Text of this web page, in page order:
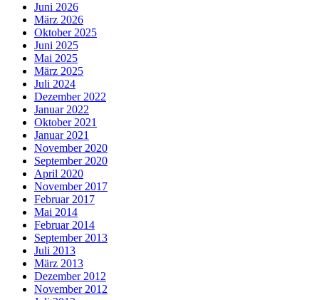
Juni 2026
März 2026
Oktober 2025
Juni 2025
Mai 2025
März 2025
Juli 2024
Dezember 2022
Januar 2022
Oktober 2021
Januar 2021
November 2020
September 2020
April 2020
November 2017
Februar 2017
Mai 2014
Februar 2014
September 2013
Juli 2013
März 2013
Dezember 2012
November 2012